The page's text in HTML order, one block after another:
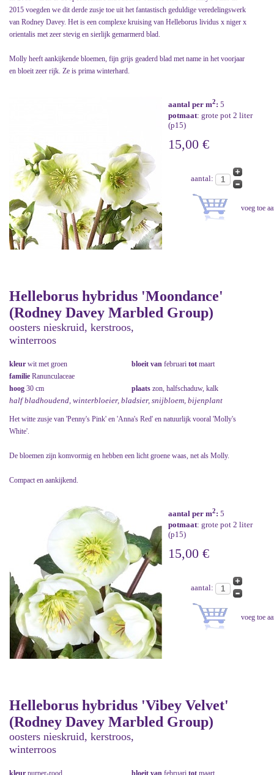
2015 voegden we dit derde zusje toe uit het fantastisch geduldige veredelingswerk
van Rodney Davey. Het is een complexe kruising van Helleborus lividus x niger x
orientalis met zeer stevig en sierlijk gemarmerd blad.
Molly heeft aankijkende bloemen, fijn grijs geaderd blad met name in het voorjaar
en bloeit zeer rijk. Ze is prima winterhard.
aantal per m2: 5
potmaat: grote pot 2 liter
(p15)
15,00 €
aantal:
Helleborus hybridus 'Moondance'
(Rodney Davey Marbled Group)
oosters nieskruid, kerstroos,
winterroos
kleur wit met groen bloeit van februari tot maart
familie Ranunculaceae
hoog 30 cm plaats zon, halfschaduw, kalk
half bladhoudend, winterbloeier, bladsier, snijbloem, bijenplant
Het witte zusje van 'Penny's Pink' en 'Anna's Red' en natuurlijk vooral 'Molly's
White'.
De bloemen zijn komvormig en hebben een licht groene waas, net als Molly.
Compact en aankijkend.
aantal per m2: 5
potmaat: grote pot 2 liter
(p15)
15,00 €
aantal:
Helleborus hybridus 'Vibey Velvet'
(Rodney Davey Marbled Group)
oosters nieskruid, kerstroos,
winterroos